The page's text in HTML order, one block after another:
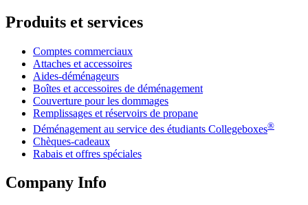
Produits et services
Comptes commerciaux
Attaches et accessoires
Aides-déménageurs
Boîtes et accessoires de déménagement
Couverture pour les dommages
Remplissages et réservoirs de propane
Déménagement au service des étudiants Collegeboxes®
Chèques-cadeaux
Rabais et offres spéciales
Company Info